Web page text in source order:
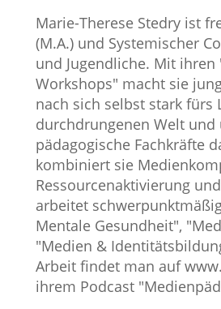
Marie-Therese Stedry ist
(M.A.) und Systemischer
und Jugendliche. Mit ihren
Workshops" macht sie
nach sich selbst stark fürs
durchdrungenen Welt
pädagogische Fachkräfte
kombiniert sie
Ressourcenaktivierung
arbeitet
Mentale Gesundheit",
"Medien &
Arbeit findet man auf
ihrem Podcast